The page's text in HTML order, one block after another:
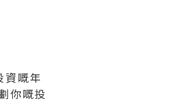
資嘅年
你嘅投